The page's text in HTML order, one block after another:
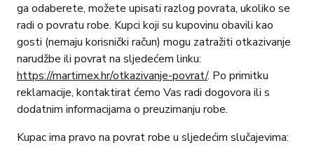
ga odaberete, možete upisati razlog povrata, ukoliko se
radi o povratu robe. Kupci koji su kupovinu obavili kao
gosti (nemaju korisnički račun) mogu zatražiti otkazivanje
narudžbe ili povrat na sljedećem linku:
https://martimex.hr/otkazivanje-povrat/. Po primitku
reklamacije, kontaktirat ćemo Vas radi dogovora ili s
dodatnim informacijama o preuzimanju robe.
Kupac ima pravo na povrat robe u sljedećim slučajevima: